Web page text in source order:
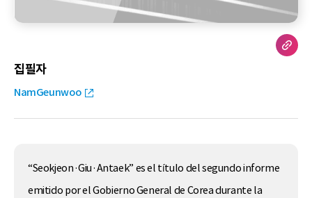
집필자
NamGeunwoo
“Seokjeon·Giu·Antaek” es el título del segundo informe
emitido por el Gobierno General de Corea durante la